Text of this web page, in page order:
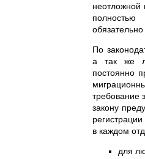
неотложной
По
а так же
постоянно
требование
закону
в каждом
для